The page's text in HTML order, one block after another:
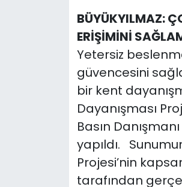
BÜYÜKYILMAZ:
ERİŞİMİNİ
Yetersiz
güvencesini
bir kent
Dayanışması
Basın
yapıldı.
Projesi’nin
tarafından